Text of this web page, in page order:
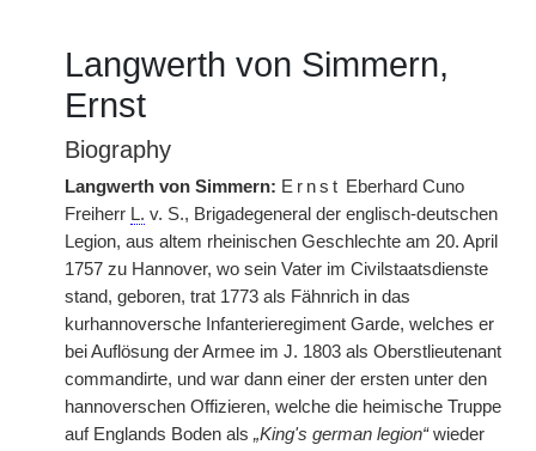
Langwerth von Simmern,
Ernst
Biography
Langwerth von Simmern: Ernst Eberhard Cuno
Freiherr L. v. S., Brigadegeneral der englisch-deutschen
Legion, aus altem rheinischen Geschlechte am 20. April
1757 zu Hannover, wo sein Vater im Civilstaatsdienste
stand, geboren, trat 1773 als Fähnrich in das
kurhannoversche Infanterieregiment Garde, welches er
bei Auflösung der Armee im J. 1803 als Oberstlieutenant
commandirte, und war dann einer der ersten unter den
hannoverschen Offizieren, welche die heimische Truppe
auf Englands Boden als „King's german legion“wieder